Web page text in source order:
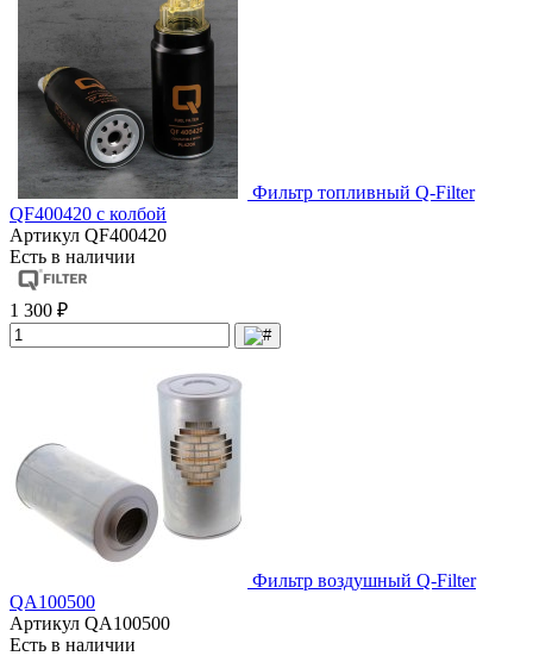
Фильтр топливный Q-Filter
QF400420 с колбой
Артикул QF400420
Есть в наличии
1 300 ₽
Фильтр воздушный Q-Filter
QA100500
Артикул QA100500
Есть в наличии